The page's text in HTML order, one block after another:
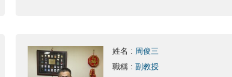
姓名 : 周俊三
職稱 : 副教授